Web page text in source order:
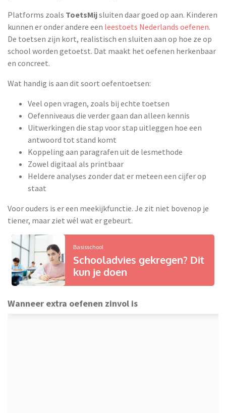
Platforms zoals ToetsMijsluiten daar goed op aan. Kinderen
kunnen er onder andere een leestoets Nederlands oefenen.
De toetsen zijn kort, realistisch en sluiten aan op hoe ze op
school worden getoetst. Dat maakt het oefenen herkenbaar
en concreet.
Wat handig is aan dit soort oefentoetsen:
Veel open vragen, zoals bij echte toetsen
Oefenniveaus die verder gaan dan alleen kennis
Uitwerkingen die stap voor stap uitleggen hoe een
antwoord tot stand komt
Koppeling aan paragrafen uit de lesmethode
Zowel digitaal als printbaar
Heldere analyses zonder dat er meteen een cijfer op
staat
Voor ouders is er een meekijkfunctie. Je zit niet bovenop je
tiener, maar ziet wél wat er gebeurt.
Basisschool
Schooladvies gekregen? Dit
kun je doen
Wanneer extra oefenen zinvol is